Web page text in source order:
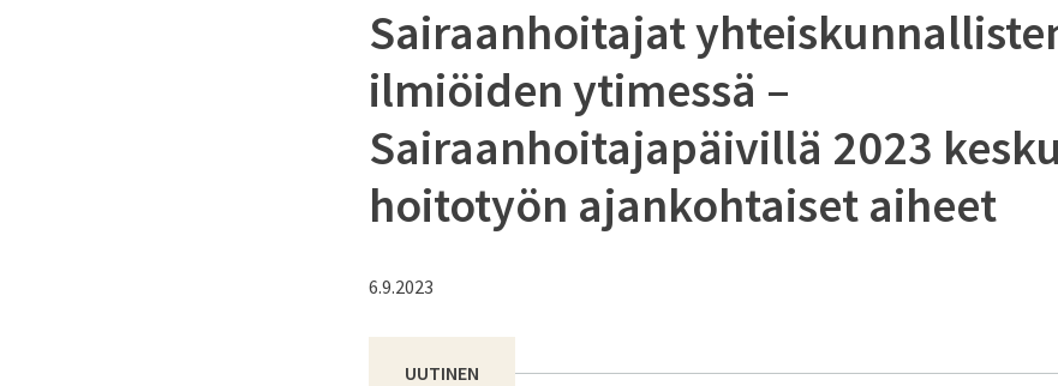
Sairaanhoitajat
ilmiöiden ytimessä –
Sairaanhoitajapäivillä 2023
hoitotyön ajankohtaiset aiheet
6.9.2023
UUTINEN